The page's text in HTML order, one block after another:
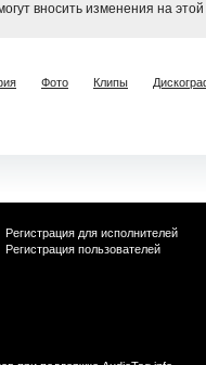
вносить изменения на
Фото Клипы
Регистрация для исполнителей
Регистрация пользователей